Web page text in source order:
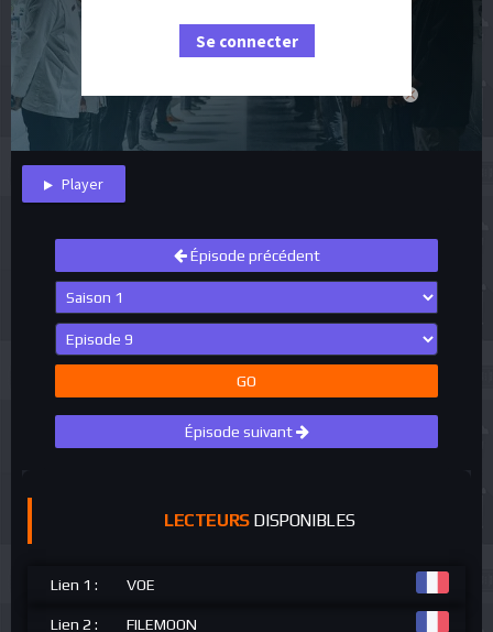
close
Se connecter
Player
Épisode précédent
GO
Épisode suivant
LECTEURSDISPONIBLES
Lien 1 : VOE
Lien 2 : FILEMOON